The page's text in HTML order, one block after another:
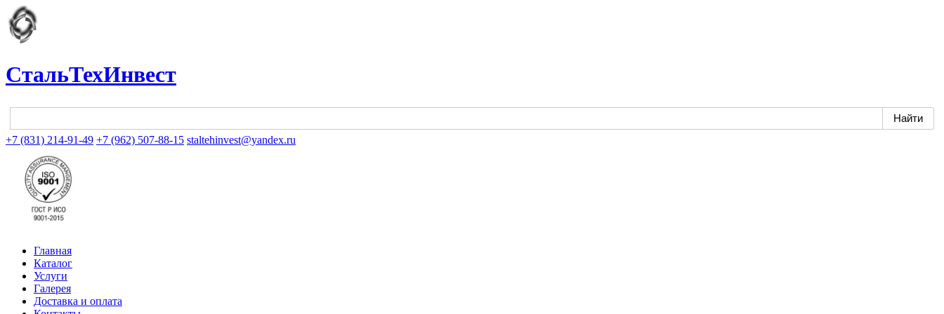
СтальТехИнвест
+7 (831) 214-91-49 +7 (962) 507-88-15 staltehinvest@yandex.ru
Главная
Каталог
Услуги
Галерея
Доставка и оплата